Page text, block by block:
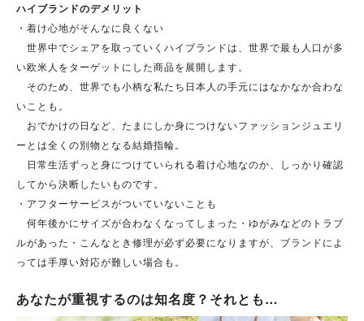
ハイブランドのデメリット
・着け心地がそんなに良くない
世界中でシェアを取っていくハイブランドは、世界で最も人口が多
い欧米人をターゲットにした商品を展開します。
そのため、世界でも小柄な私たち日本人の手元にはなかなか合わな
いことも。
おでかけの日など、たまにしか身につけないファッションジュエリ
ーとは全くの別物となる結婚指輪。
日常生活ずっと身につけていられる着け心地なのか、しっかり確認
してから決断したいものです。
・アフターサービスがついていないことも
何年後かにサイズが合わなくなってしまった・ゆがみなどのトラブ
ルがあった・こんなとき修理が必ず必要になりますが、ブランドによ
っては手厚い対応が難しい場合も。
あなたが重視するのは知名度？それとも…